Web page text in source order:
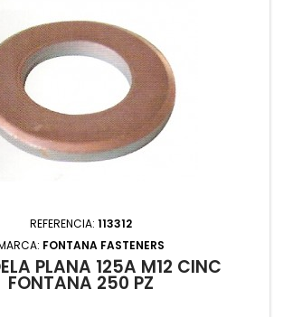
REFERENCIA: 113312
FONTANA FASTENERS
PLANA 125A M12 CINC
FONTANA 250 PZ